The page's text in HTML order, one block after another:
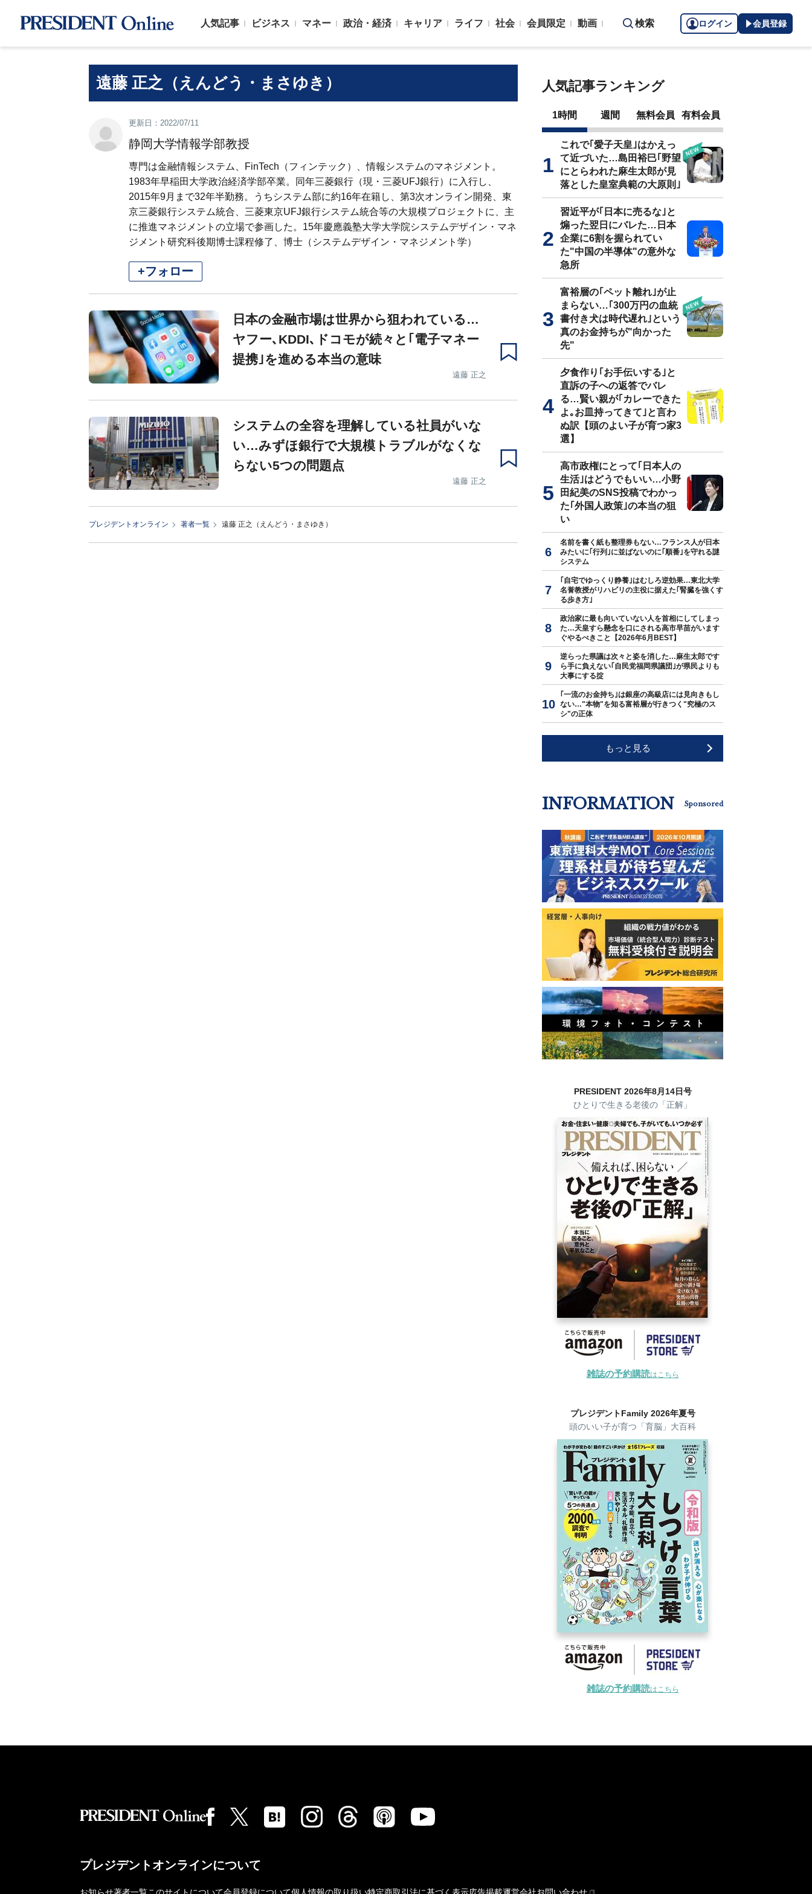
人気記事 ビジネス マネー 政治・経済 キャリア ライフ 社会 会員限定 動画 検索 ログイン 会員登録
遠藤 正之（えんどう・まさゆき）
更新日：2022/07/11
静岡大学情報学部教授
専門は金融情報システム、FinTech（フィンテック）、情報システムのマネジメント。
1983年早稲田大学政治経済学部卒業。同年三菱銀行（現・三菱UFJ銀行）に入行し、
2015年9月まで32年半勤務。うちシステム部に約16年在籍し、第3次オンライン開発、東
京三菱銀行システム統合、三菱東京UFJ銀行システム統合等の大規模プロジェクトに、主
に推進マネジメントの立場で参画した。15年慶應義塾大学大学院システムデザイン・マネ
ジメント研究科後期博士課程修了、博士（システムデザイン・マネジメント学）
+フォロー
日本の金融市場は世界から狙われている…
ヤフー､KDDI､ドコモが続々と｢電子マネー
提携｣を進める本当の意味
遠藤 正之
システムの全容を理解している社員がいな
い…みずほ銀行で大規模トラブルがなくな
らない5つの問題点
遠藤 正之
プレジデントオンライン 著者一覧 遠藤 正之（えんどう・まさゆき）
人気記事ランキング
1時間 週間 無料会員 有料会員
これで｢愛子天皇｣はかえっ
て近づいた…島田裕巳｢野望
にとらわれた麻生太郎が見
落とした皇室典範の大原則｣
習近平が｢日本に売るな｣と
煽った翌日にバレた…日本
企業に6割を握られてい
た"中国の半導体"の意外な
急所
富裕層の｢ペット離れ｣が止
まらない…｢300万円の血統
書付き犬は時代遅れ｣という
真のお金持ちが"向かった
先"
夕食作り｢お手伝いする｣と
直訴の子への返答でバレ
る…賢い親が｢カレーできた
よ｡お皿持ってきて｣と言わ
ぬ訳【頭のよい子が育つ家3
選】
高市政権にとって｢日本人の
生活｣はどうでもいい…小野
田紀美のSNS投稿でわかっ
た｢外国人政策｣の本当の狙
い
名前を書く紙も整理券もない…フランス人が日本
みたいに｢行列｣に並ばないのに｢順番｣を守れる謎
システム
｢自宅でゆっくり静養｣はむしろ逆効果…東北大学
名誉教授がリハビリの主役に据えた｢腎臓を強くす
る歩き方｣
政治家に最も向いていない人を首相にしてしまっ
た…天皇すら懸念を口にされる高市早苗がいます
ぐやるべきこと【2026年6月BEST】
逆らった県議は次々と姿を消した…麻生太郎です
ら手に負えない｢自民党福岡県議団｣が県民よりも
大事にする掟
｢一流のお金持ち｣は銀座の高級店には見向きもし
ない…"本物"を知る富裕層が行きつく"究極のス
シ"の正体
もっと見る
INFORMATION Sponsored
PRESIDENT 2026年8月14日号
ひとりで生きる老後の「正解」
雑誌の予約購読はこちら
プレジデントFamily 2026年夏号
頭のいい子が育つ「育脳」大百科
雑誌の予約購読はこちら
プレジデントオンラインについて